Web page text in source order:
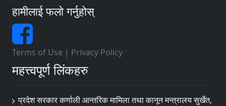
हामीलाई फलो गर्नुहोस्
Terms of Use | Privacy Policy
महत्त्वपूर्ण लिंकहरु
प्रदेश सरकार कर्णाली आन्तरिक मामिला तथा कानून मन्त्रालय सुर्खेत,